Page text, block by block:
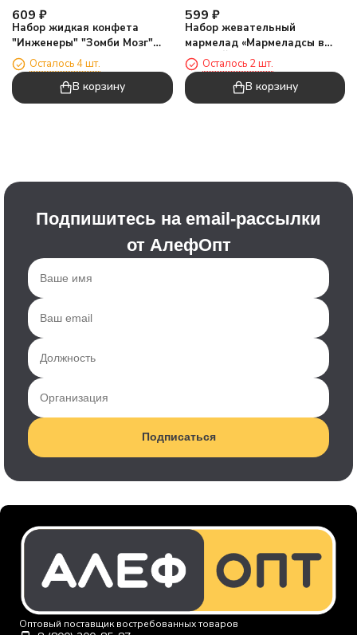
609 ₽
Набор жидкая конфета
"Инженеры" "Зомби Мозг"
(шоу-бокс 30шт*20мл)
Осталось 4 шт.
В корзину
599 ₽
Набор жевательный
мармелад «Мармеладсы в
деле ЯЙЦА», 30 шт
Осталось 2 шт.
В корзину
Подпишитесь на email-рассылки
от АлефОпт
Подписаться
Оптовый поставщик востребованных товаров